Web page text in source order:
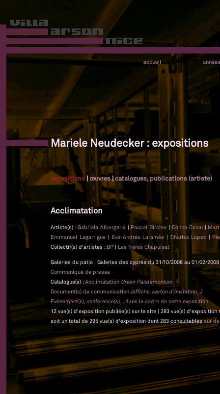
accueil années
Mariele Neudecker : expositions
expositions|œuvres|catalogues, publications (artiste)
Acclimatation
Artiste(s) :Gabriela Albergaria | Pascal Bircher | Donna Colon |
Emmanuel Lagarrigue | Eve-Andrée Laramée | Charles Lopez |
Collectif(s) d'artistes : BP | Les frères Chapuisat
Galeries du patio | Galeries des cyprès du 31/10/2008 au 01/02/
Communiqué de presse
Catalogue(s) :Acclimatation Green Pandemonium
Document(s) de communication (affiche, carton d'invitation...)
Evénement(s), conférence(s)... dans le cadre de cette exposition
12 vue(s) d'exposition publiée(s) sur le site | 283 vue(s) d'exposition
soit un total de 295 vue(s) d'exposition dont 283 consultablessur